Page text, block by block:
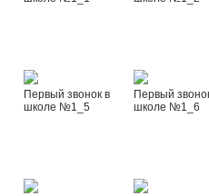
Первый звонок в
школе №1_5
Первый
школе №1_6